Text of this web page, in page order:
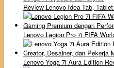
Review Lenovo Idea Tab,
Lenovo Legion Pro 7i FIFA
Lenovo Yoga 7i Aura Edition